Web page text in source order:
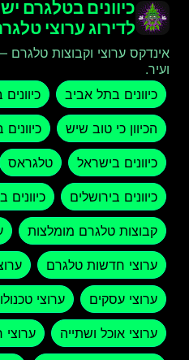
כיוונים בטלגרם
לדירוג ערוצי
אינדקס ערוצי וקבוצות טלגרם
ועיר.
כיוונים בתל אביב
הכיוון כי טוב שיש
כיוונים בישראל טלגראס
כיוונים בירושלים כיוונים
קבוצות טלגרם מומלצות
ערוצי חדשות טלגרם
ערוצי עסקים ערוצי
ערוצי אוכל ושתייה ערוצי